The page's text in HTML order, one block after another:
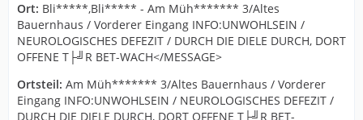
Ort: Bli*****,Bli***** - Am Müh******* 3/Altes
Bauernhaus / Vorderer Eingang INFO:UNWOHLSEIN /
NEUROLOGISCHES DEFEZIT / DURCH DIE DIELE DURCH, DORT
OFFENE T├╝R BET-WACH</MESSAGE>
Ortsteil: Am Müh******* 3/Altes Bauernhaus / Vorderer
Eingang INFO:UNWOHLSEIN / NEUROLOGISCHES DEFEZIT /
DURCH DIE DIELE DURCH, DORT OFFENE T├╝R BET-